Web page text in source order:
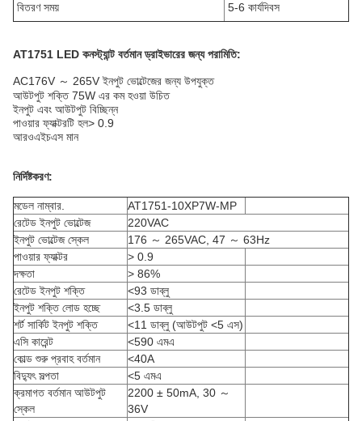
বিতরণ সময় 5-6 কার্যদিবস
AT1751 LED কনস্ট্যান্ট বর্তমান ড্রাইভারের জন্য পরামিতি:
AC176V ～ 265V ইনপুট ভোল্টেজের জন্য উপযুক্ত
আউটপুট শক্তি 75W এর কম হওয়া উচিত
ইনপুট এবং আউটপুট বিচ্ছিন্ন
পাওয়ার ফ্যাক্টরটি হল> 0.9
আরওএইচএস মান
নির্দিষ্টকরণ:
মডেল নাম্বার.
AT1751-10XP7W-MP
রেটেড ইনপুট ভোল্টেজ
220VAC
ইনপুট ভোল্টেজ স্কেল
176 ～ 265VAC, 47 ～ 63Hz
পাওয়ার ফ্যাক্টর
> 0.9
দক্ষতা
> 86%
রেটেড ইনপুট শক্তি
<93 ডাব্লু
ইনপুট শক্তি লোড হচ্ছে
<3.5 ডাব্লু
শর্ট সার্কিট ইনপুট শক্তি
<11 ডাব্লু (আউটপুট <5 এস)
এসি কারেন্ট
<590 এমএ
কোল্ড শুরু প্রবাহ বর্তমান
<40A
বিদ্যুৎ সল্পতা
<5 এমএ
ক্রমাগত বর্তমান আউটপুট
স্কেল
2200 ± 50mA, 30 ～
36V